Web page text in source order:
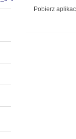
Pobierz